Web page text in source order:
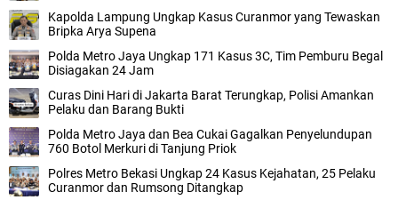
‎Kapolda Lampung Ungkap Kasus Curanmor yang Tewaskan
Bripka Arya Supena
Polda Metro Jaya Ungkap 171 Kasus 3C, Tim Pemburu Begal
Disiagakan 24 Jam
‎Curas Dini Hari di Jakarta Barat Terungkap, Polisi Amankan
Pelaku dan Barang Bukti
‎Polda Metro Jaya dan Bea Cukai Gagalkan Penyelundupan
760 Botol Merkuri di Tanjung Priok‎
Polres Metro Bekasi Ungkap 24 Kasus Kejahatan, 25 Pelaku
Curanmor dan Rumsong Ditangkap